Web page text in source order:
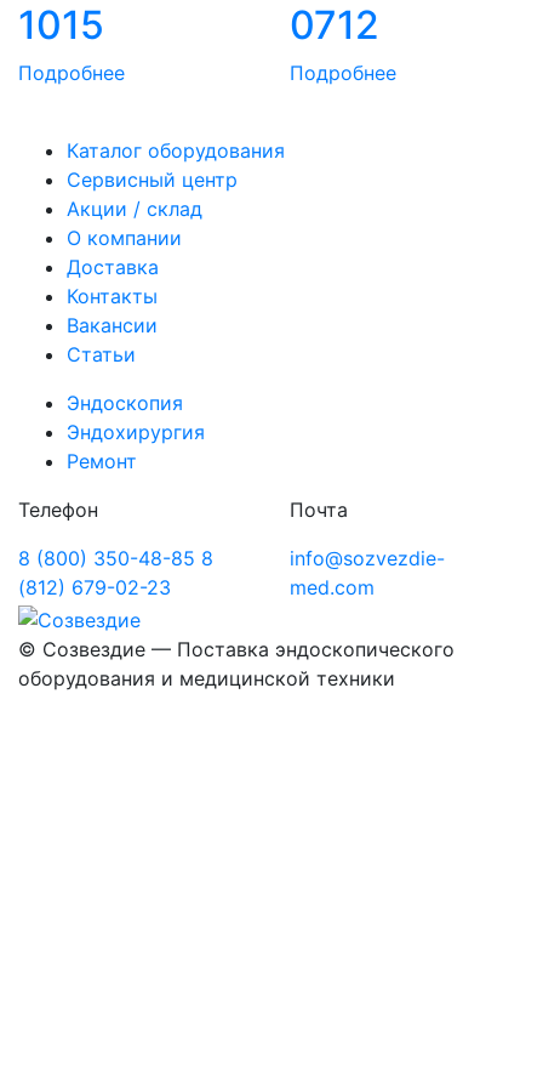
1015
Подробнее
0712
Подробнее
Каталог оборудования
Сервисный центр
Акции / склад
О компании
Доставка
Контакты
Вакансии
Статьи
Эндоскопия
Эндохирургия
Ремонт
Телефон
8 (800) 350-48-85 8
(812) 679-02-23
Почта
info@sozvezdie-
med.com
© Созвездие — Поставка эндоскопического
оборудования и медицинской техники